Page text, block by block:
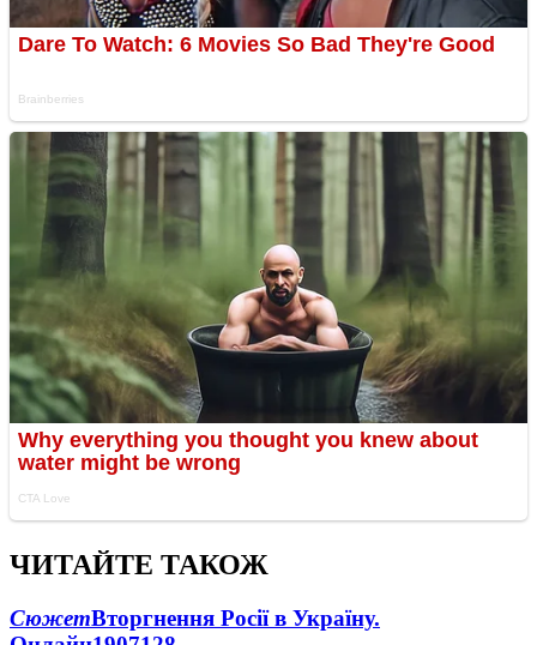
ЧИТАЙТЕ ТАКОЖ
СюжетВторгнення Росії в Україну.